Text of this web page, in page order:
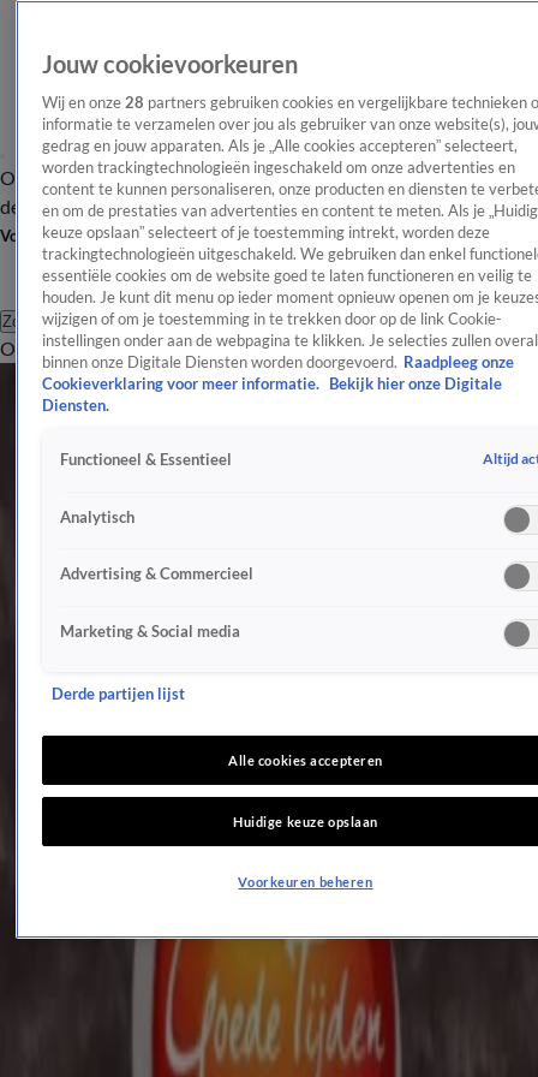
OverzichtAfleveringen Entertainment TV Algemeen
Tip
de redactieNieuwsbrief
Volg Shownieuws
Zoeken
OverzichtEntertainmentSpraakmakendRealityCrimeVideo's
Zo gaat het nu met Eva van de Wijdeven: 'Groot contrast met
half jaar geleden'
Nieuwe B&B Vol Liefde-deelnemer Mireille maakt
Laatste shownieuws
BN'ers
BLØF plant extra clubtournee naast eerder aangekondigde tour
Rob Jetten lyrisch over ontmoeting met Heartstopper-ster Joe Locke
Jouw cookievoorkeuren
Wij en onze 28 partners gebruiken cookies en vergelijkbare technieken
informatie te verzamelen over jou als gebruiker van onze website(s),
gedrag en jouw apparaten. Als je „Alle cookies accepteren” selecteert,
worden trackingtechnologieën ingeschakeld om onze advertenties en
content te kunnen personaliseren, onze producten en diensten te
en om de prestaties van advertenties en content te meten. Als je
keuze opslaan” selecteert of je toestemming intrekt, worden deze
trackingtechnologieën uitgeschakeld. We gebruiken dan enkel
essentiële cookies om de website goed te laten functioneren en veilig te
houden. Je kunt dit menu op ieder moment opnieuw openen om je
wijzigen of om je toestemming in te trekken door op de link Cookie-
instellingen onder aan de webpagina te klikken. Je selecties zullen overal
binnen onze Digitale Diensten worden doorgevoerd. Raadpleeg onze
Cookieverklaring voor meer informatie.
Bekijk hier onze Digitale
Diensten.
Functioneel & Essentieel Altijd
Analytisch
Advertising & Commercieel
Marketing & Social media
Derde partijen lijst
Alle cookies accepteren
Huidige keuze opslaan
Voorkeuren beheren